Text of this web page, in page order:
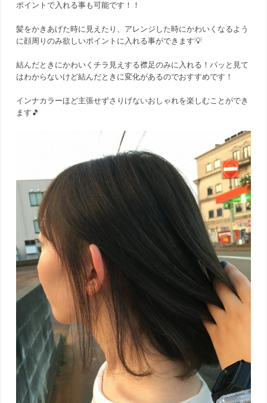
ポイントで入れる事も可能です！！
髪をかきあげた時に見えたり、アレンジした時にかわいくなるよう
に顔周りのみ欲しいポイントに入れる事ができます💡
結んだときにかわいくチラ見えする襟足のみに入れる！パッと見て
はわからないけど結んだときに変化があるのでおすすめです！
インナカラーほど主張せずさりげないおしゃれを楽しむことができ
ます🎵